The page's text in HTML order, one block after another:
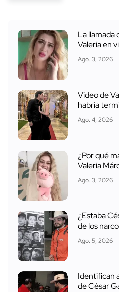
La llamada
Valeria en
Ago. 3, 2026
Video de
habría
Ago. 4, 2026
¿Por qué
Valeria
Ago. 3, 2026
¿Estaba
de los
Ago. 5, 2026
Identifican
de César